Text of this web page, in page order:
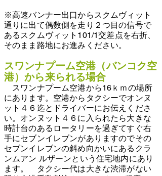
※高速バンナー出口からスクムヴィット
通りに出て偶数側を走り２つ目の信号で
あるスクムヴィット101/1交差点を右折、
そのまま路地にお進みください。
スワンナプーム空港（バンコク空
港）から来られる場合
スワンナプーム空港から16ｋｍの場所
にあります。空港からタクシーでオンヌ
ット４６迄とドライバーにお伝えくださ
い。オンヌット４６に入られたら大きな
時計台のあるロータリーを過ぎてすぐ右
手にセブンイレブンがありますのでその
セブンイレブンの斜め向かいにあるクラ
ンムアン ルザーンという住宅地内にあり
ます。 タクシー代は大きな渋滞がない